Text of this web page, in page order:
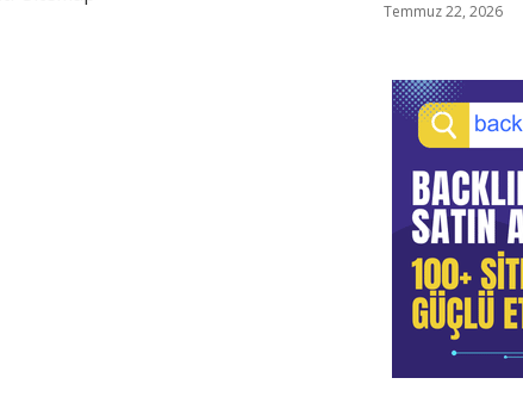
Temmuz 22, 2026